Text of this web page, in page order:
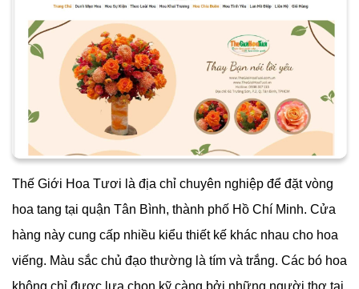
Thế Giới Hoa Tươi là địa chỉ chuyên nghiệp để đặt vòng
hoa tang tại quận Tân Bình, thành phố Hồ Chí Minh. Cửa
hàng này cung cấp nhiều kiểu thiết kế khác nhau cho hoa
viếng. Màu sắc chủ đạo thường là tím và trắng. Các bó hoa
không chỉ được lựa chọn kỹ càng bởi những người thợ tại